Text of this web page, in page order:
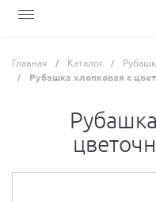
Главная Каталог
Рубашка хлопковая с